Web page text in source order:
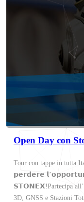
Open Day con
Tour con tappe in tutta
𝗽𝗲𝗿𝗱𝗲𝗿𝗲
𝗦𝗧𝗢𝗡𝗘𝗫!Partecipa
3D, GNSS e Stazioni